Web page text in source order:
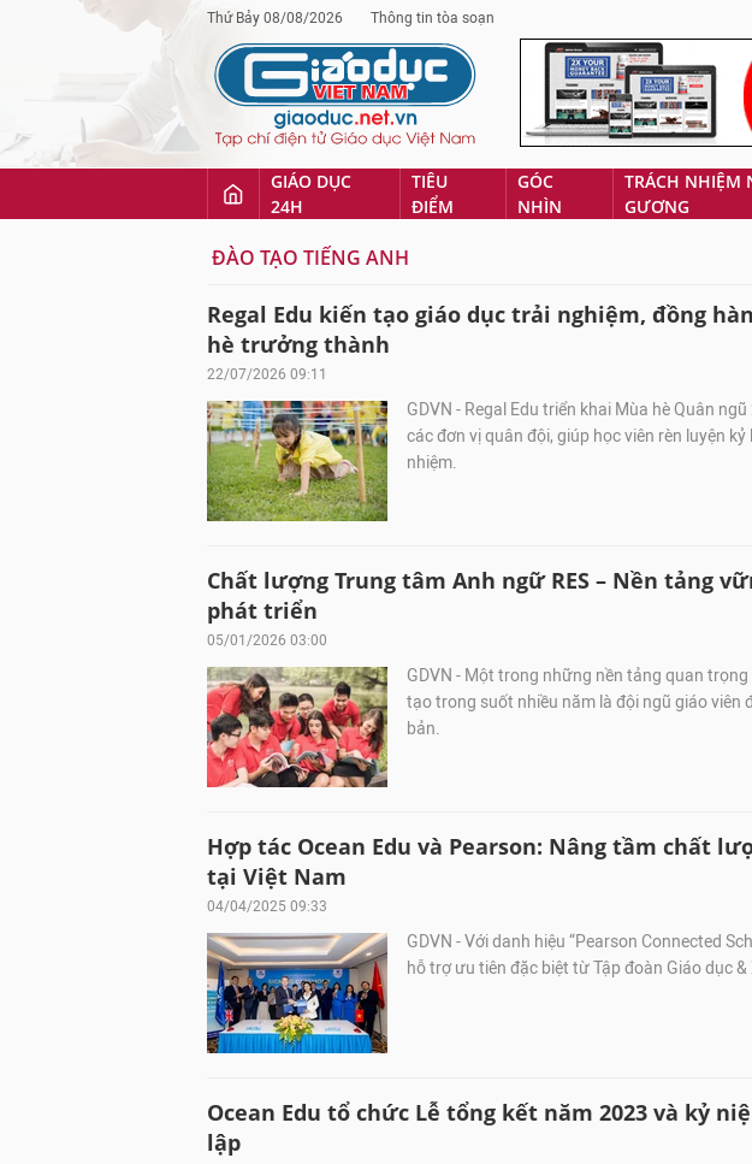
Thứ Bảy 08/08/2026 Thông tin tòa soạn
GIÁO DỤC
24H
TIÊU
ĐIỂM
GÓC
NHÌN
TRÁCH NHIỆM
GƯƠNG
ĐÀO TẠO TIẾNG ANH
Regal Edu kiến tạo giáo dục trải nghiệm, đồng
hè trưởng thành
22/07/2026 09:11
GDVN - Regal Edu triển khai Mùa hè Quân
các đơn vị quân đội, giúp học viên rèn luyện
nhiệm.
Chất lượng Trung tâm Anh ngữ RES – Nền tảng
phát triển
05/01/2026 03:00
GDVN - Một trong những nền tảng quan
tạo trong suốt nhiều năm là đội ngũ giáo viên
bản.
Hợp tác Ocean Edu và Pearson: Nâng tầm chất
tại Việt Nam
04/04/2025 09:33
GDVN - Với danh hiệu “Pearson Connected
hỗ trợ ưu tiên đặc biệt từ Tập đoàn Giáo dục
Ocean Edu tổ chức Lễ tổng kết năm 2023 và kỷ
lập